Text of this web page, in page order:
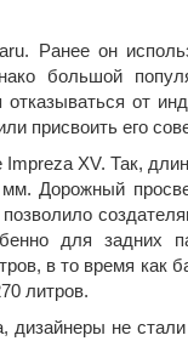
Ранее он
большой
от
присвоить его
XV. Так,
Дорожный
для задних
в то время как
литров.
дизайнеры не